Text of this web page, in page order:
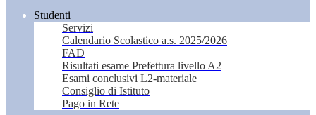
Studenti
Servizi
Calendario Scolastico a.s. 2025/2026
FAD
Risultati esame Prefettura livello A2
Esami conclusivi L2-materiale
Consiglio di Istituto
Pago in Rete